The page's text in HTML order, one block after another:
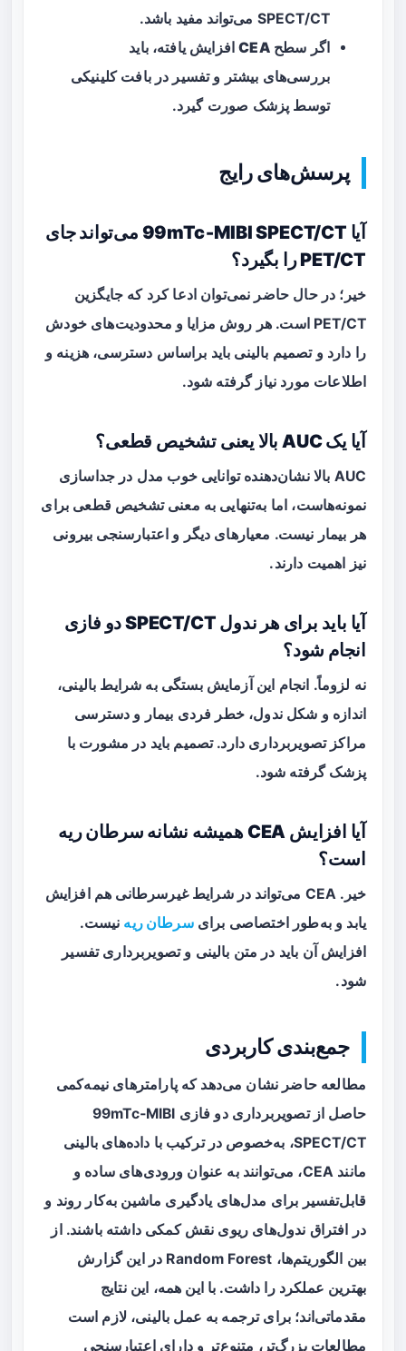
SPECT/CT می‌تواند مفید باشد.
اگر سطحCEAافزایش یافته، باید
بررسی‌های بیشتر و تفسیر در بافت کلینیکی
توسط پزشک صورت گیرد.
پرسش‌های رایج
آیا 99mTc‑MIBI SPECT/CT می‌تواند جای
PET/CT را بگیرد؟
خیر؛ در حال حاضر نمی‌توان ادعا کرد که جایگزین
PET/CT است. هر روش مزایا و محدودیت‌های خودش
را دارد و تصمیم بالینی باید براساس دسترسی، هزینه و
اطلاعات مورد نیاز گرفته شود.
آیا یک AUC بالا یعنی تشخیص قطعی؟
AUC بالا نشان‌دهنده توانایی خوب مدل در جداسازی
نمونه‌هاست، اما به‌تنهایی به معنی تشخیص قطعی برای
هر بیمار نیست. معیارهای دیگر و اعتبارسنجی بیرونی
نیز اهمیت دارند.
آیا باید برای هر ندول SPECT/CT دو فازی
انجام شود؟
نه لزوماً. انجام این آزمایش بستگی به شرایط بالینی،
اندازه و شکل ندول، خطر فردی بیمار و دسترسی
مراکز تصویربرداری دارد. تصمیم باید در مشورت با
پزشک گرفته شود.
آیا افزایش CEA همیشه نشانه سرطان ریه
است؟
خیر. CEA می‌تواند در شرایط غیرسرطانی هم افزایش
یابد و به‌طور اختصاصی برایسرطان ریه نیست.
افزایش آن باید در متن بالینی و تصویربرداری تفسیر
شود.
جمع‌بندی کاربردی
مطالعه حاضر نشان می‌دهد که پارامترهای نیمه‌کمی
حاصل از تصویربرداری دو فازی 99mTc‑MIBI
SPECT/CT، به‌خصوص در ترکیب با داده‌های بالینی
مانند CEA، می‌توانند به عنوان ورودی‌های ساده و
قابل‌تفسیر برای مدل‌های یادگیری ماشین به‌کار روند و
در افتراق ندول‌های ریوی نقش کمکی داشته باشند. از
بین الگوریتم‌ها، Random Forest در این گزارش
بهترین عملکرد را داشت. با این همه، این نتایج
مقدماتی‌اند؛ برای ترجمه به عمل بالینی، لازم است
مطالعات بزرگ‌تر، متنوع‌تر و دارای اعتبارسنجی